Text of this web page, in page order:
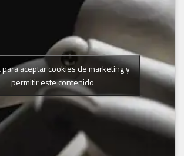
para aceptar cookies de marketing y
permitir este contenido